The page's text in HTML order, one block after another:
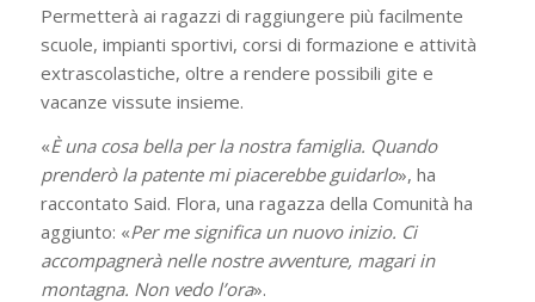
Permetterà ai ragazzi di raggiungere più facilmente
scuole, impianti sportivi, corsi di formazione e attività
extrascolastiche, oltre a rendere possibili gite e
vacanze vissute insieme.
«È una cosa bella per la nostra famiglia. Quando
prenderò la patente mi piacerebbe guidarlo», ha
raccontato Said. Flora, una ragazza della Comunità ha
aggiunto: «Per me significa un nuovo inizio. Ci
accompagnerà nelle nostre avventure, magari in
montagna. Non vedo l’ora».